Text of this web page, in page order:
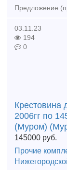
03.11.23
194
0
Крестовина
2006гг по
(Муром)
145000 руб.
Прочие